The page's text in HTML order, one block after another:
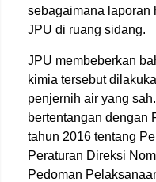
sebagaimana laporan
JPU di ruang sidang.
JPU membeberkan
kimia tersebut
penjernih air yang
bertentangan dengan
tahun 2016 tentang
Peraturan Direksi
Pedoman